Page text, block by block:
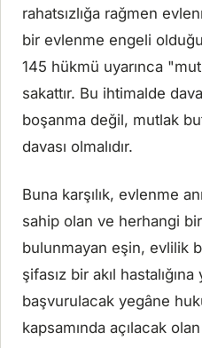
rahatsızlığa rağmen
bir evlenme engeli
145 hükmü uyarınca
sakattır. Bu ihtimalde
boşanma değil, mutlak
davası olmalıdır.
Buna karşılık, evlenme
sahip olan ve herhangi
bulunmayan eşin, evlilik
şifasız bir akıl
başvurulacak yegâne
kapsamında açılacak